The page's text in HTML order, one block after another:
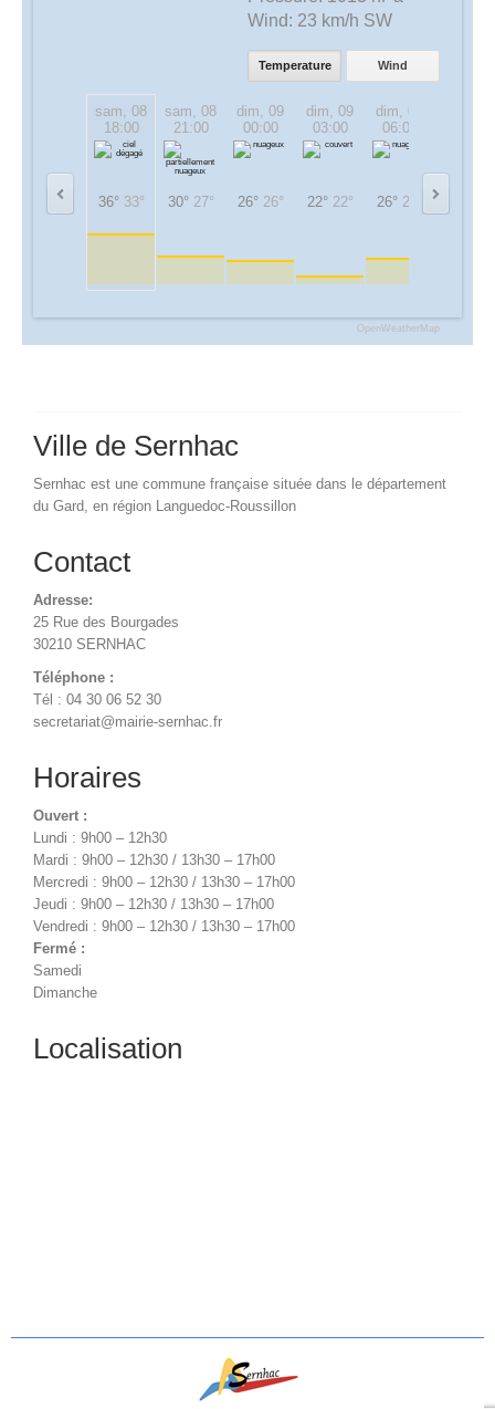
Wind: 23 km/h SW
Temperature Wind
sam, 08
18:00
36° 33°
sam, 08
21:00
30° 27°
dim, 09
00:00
26° 26°
dim, 09
03:00
22° 22°
dim, 09
06:00
26° 26°
OpenWeatherMap
Ville de Sernhac
Sernhac est une commune française située dans le département
du Gard, en région Languedoc-Roussillon
Contact
Adresse:
25 Rue des Bourgades
30210 SERNHAC
Téléphone :
Tél : 04 30 06 52 30
secretariat@mairie-sernhac.fr
Horaires
Ouvert :
Lundi : 9h00 – 12h30
Mardi : 9h00 – 12h30 / 13h30 – 17h00
Mercredi : 9h00 – 12h30 / 13h30 – 17h00
Jeudi : 9h00 – 12h30 / 13h30 – 17h00
Vendredi : 9h00 – 12h30 / 13h30 – 17h00
Fermé :
Samedi
Dimanche
Localisation